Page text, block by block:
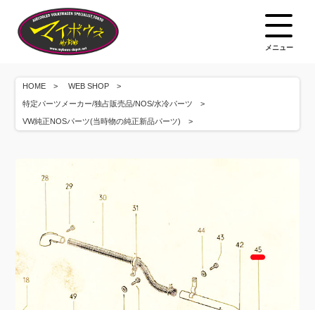
メニュー
HOME WEB SHOP
特定パーツメーカー/独占販売品/NOS/水冷パーツ
VW純正NOSパーツ(当時物の純正新品パーツ)